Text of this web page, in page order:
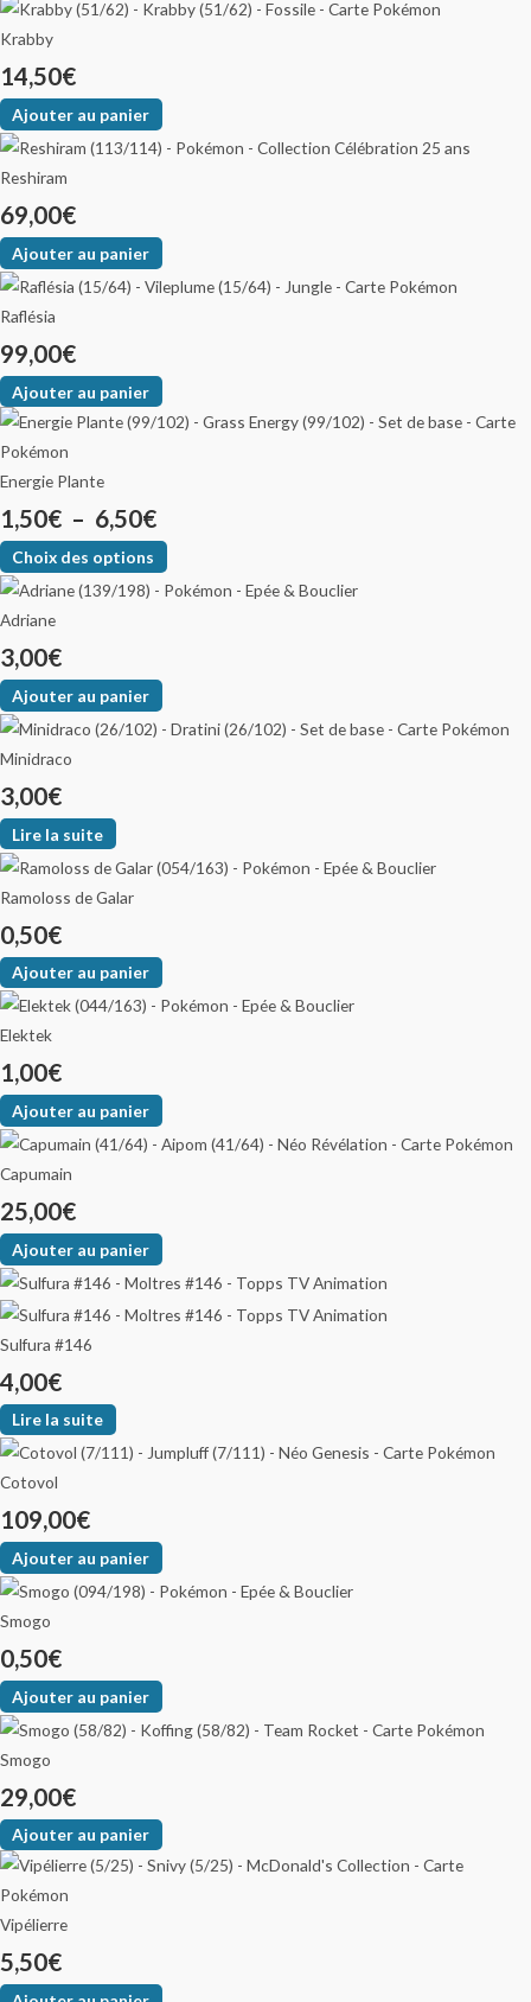
Krabby
14,50€
Ajouter au panier
Reshiram
69,00€
Ajouter au panier
Raflésia
99,00€
Ajouter au panier
Energie Plante
1,50€ – 6,50€
Choix des options
Adriane
3,00€
Ajouter au panier
Minidraco
3,00€
Lire la suite
Ramoloss de Galar
0,50€
Ajouter au panier
Elektek
1,00€
Ajouter au panier
Capumain
25,00€
Ajouter au panier
Sulfura #146
4,00€
Lire la suite
Cotovol
109,00€
Ajouter au panier
Smogo
0,50€
Ajouter au panier
Smogo
29,00€
Ajouter au panier
Vipélierre
5,50€